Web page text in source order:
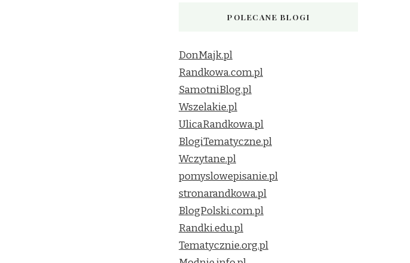
POLECANE BLOGI
DonMajk.pl
Randkowa.com.pl
SamotniBlog.pl
Wszelakie.pl
UlicaRandkowa.pl
BlogiTematyczne.pl
Wczytane.pl
pomyslowepisanie.pl
stronarandkowa.pl
BlogPolski.com.pl
Randki.edu.pl
Tematycznie.org.pl